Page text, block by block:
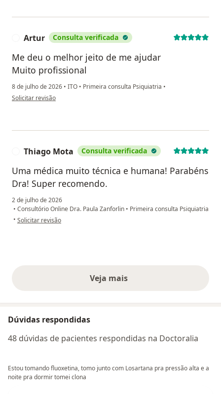
Artur Consulta verificada
Me deu o melhor jeito de me ajudar
Muito profissional
8 de julho de 2026 • ITO • Primeira consulta Psiquiatria •
na opinião do utilizador Artur
Solicitar revisão
Thiago Mota Consulta verificada
Uma médica muito técnica e humana! Parabéns
Dra! Super recomendo.
2 de julho de 2026
• Consultório Online Dra. Paula Zanforlin • Primeira consulta Psiquiatria
• na opinião do utilizador Thiago Mota
Solicitar revisão
Veja maisopiniões acima
Dúvidas respondidas
48 dúvidas de pacientes respondidas na Doctoralia
Estou tomando fluoxetina, tomo junto com Losartana pra pressão alta e a
noite pra dormir tomei clona